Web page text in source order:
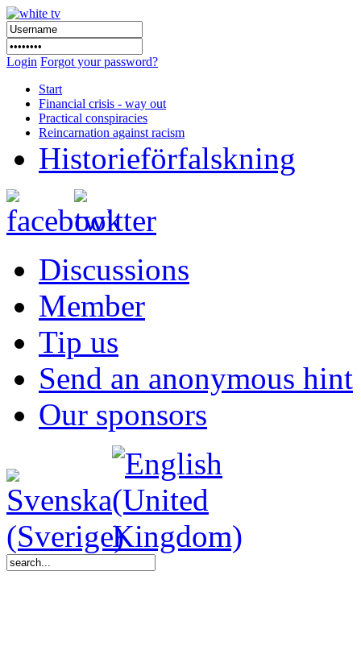
Login Forgot your password?
Start
Financial crisis - way out
Practical conspiracies
Reincarnation against racism
Historieförfalskning
Discussions
Member
Tip us
Send an anonymous hint
Our sponsors